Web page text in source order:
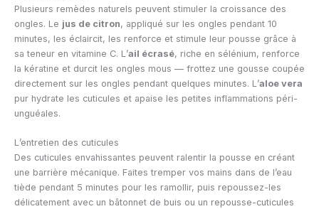
Plusieurs remèdes naturels peuvent stimuler la croissance des
ongles. Le jus de citron, appliqué sur les ongles pendant 10
minutes, les éclaircit, les renforce et stimule leur pousse grâce à
sa teneur en vitamine C. L’ail écrasé, riche en sélénium, renforce
la kératine et durcit les ongles mous — frottez une gousse coupée
directement sur les ongles pendant quelques minutes. L’aloe vera
pur hydrate les cuticules et apaise les petites inflammations péri-
unguéales.
L’entretien des cuticules
Des cuticules envahissantes peuvent ralentir la pousse en créant
une barrière mécanique. Faites tremper vos mains dans de l’eau
tiède pendant 5 minutes pour les ramollir, puis repoussez-les
délicatement avec un bâtonnet de buis ou un repousse-cuticules